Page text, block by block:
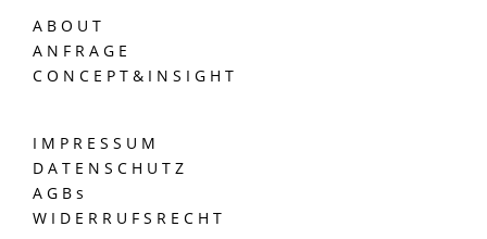
A B O U T
A N F R A G E
C O N C E P T & I N S I G H T
I M P R E S S U M
D A T E N S C H U T Z
A G B s
W I D E R R U F S R E C H T